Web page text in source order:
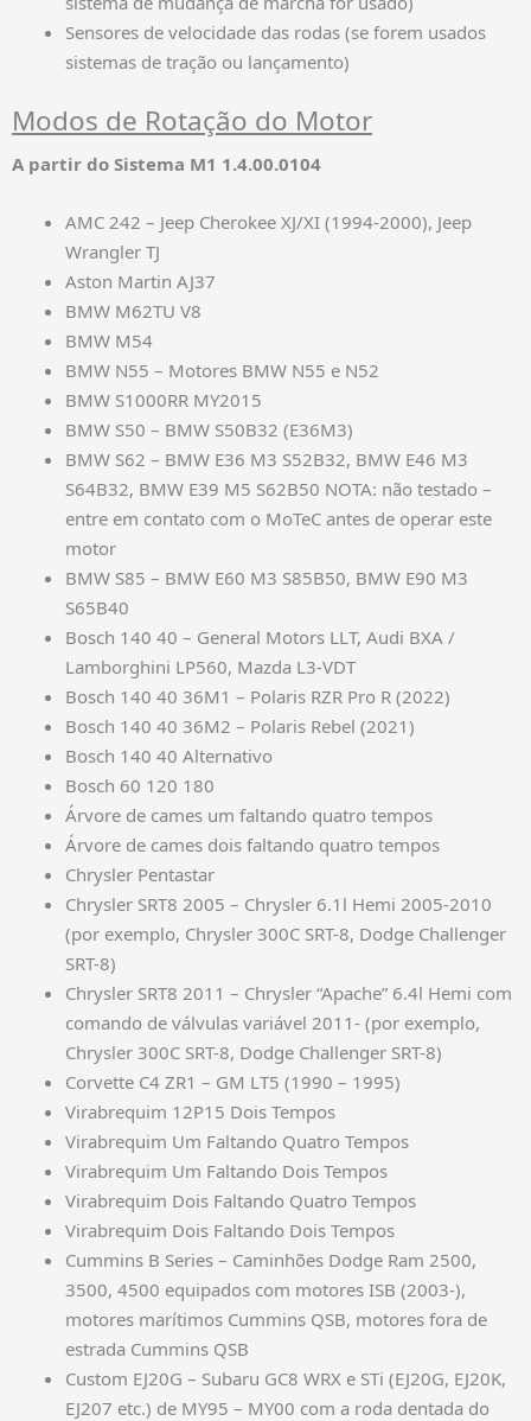
Sensores de velocidade das rodas (se forem usados
sistemas de tração ou lançamento)
Modos de Rotação do Motor
A partir do Sistema M1 1.4.00.0104
AMC 242 – Jeep Cherokee XJ/XI (1994-2000), Jeep
Wrangler TJ
Aston Martin AJ37
BMW M62TU V8
BMW M54
BMW N55 – Motores BMW N55 e N52
BMW S1000RR MY2015
BMW S50 – BMW S50B32 (E36M3)
BMW S62 – BMW E36 M3 S52B32, BMW E46 M3
S64B32, BMW E39 M5 S62B50 NOTA: não testado –
entre em contato com o MoTeC antes de operar este
motor
BMW S85 – BMW E60 M3 S85B50, BMW E90 M3
S65B40
Bosch 140 40 – General Motors LLT, Audi BXA /
Lamborghini LP560, Mazda L3-VDT
Bosch 140 40 36M1 – Polaris RZR Pro R (2022)
Bosch 140 40 36M2 – Polaris Rebel (2021)
Bosch 140 40 Alternativo
Bosch 60 120 180
Árvore de cames um faltando quatro tempos
Árvore de cames dois faltando quatro tempos
Chrysler Pentastar
Chrysler SRT8 2005 – Chrysler 6.1l Hemi 2005-2010
(por exemplo, Chrysler 300C SRT-8, Dodge Challenger
SRT-8)
Chrysler SRT8 2011 – Chrysler “Apache” 6.4l Hemi com
comando de válvulas variável 2011- (por exemplo,
Chrysler 300C SRT-8, Dodge Challenger SRT-8)
Corvette C4 ZR1 – GM LT5 (1990 – 1995)
Virabrequim 12P15 Dois Tempos
Virabrequim Um Faltando Quatro Tempos
Virabrequim Um Faltando Dois Tempos
Virabrequim Dois Faltando Quatro Tempos
Virabrequim Dois Faltando Dois Tempos
Cummins B Series – Caminhões Dodge Ram 2500,
3500, 4500 equipados com motores ISB (2003-),
motores marítimos Cummins QSB, motores fora de
estrada Cummins QSB
Custom EJ20G – Subaru GC8 WRX e STi (EJ20G, EJ20K,
EJ207 etc.) de MY95 – MY00 com a roda dentada do